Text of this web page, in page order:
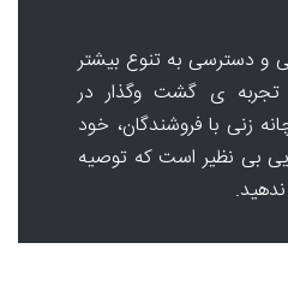
و دسترسی به تنوع بیشتر
تجربه ی گشت وگذار در
زنی با فروشندگان، خود
بی نظیر است که توصیه